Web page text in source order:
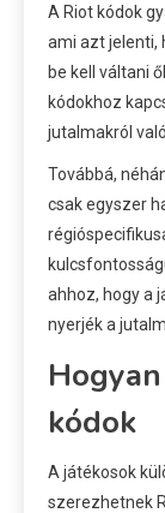
A Riot kódok
ami azt jelenti,
be kell váltani
kódokhoz
jutalmakról
Továbbá,
csak egyszer
ahhoz, hogy a
nyerjék a
kódok
A játékosok
szerezhetnek